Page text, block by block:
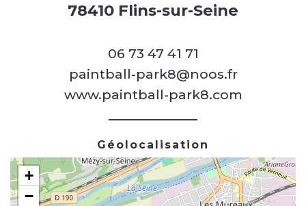
78410 Flins-sur-Seine
06 73 47 41 71
paintball-park8@noos.fr
www.paintball-park8.com
Géolocalisation
+
−